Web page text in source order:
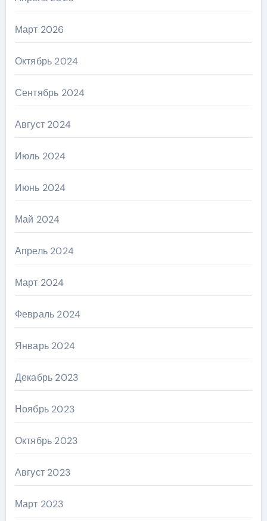
Март 2026
Октябрь 2024
Сентябрь 2024
Август 2024
Июль 2024
Июнь 2024
Май 2024
Апрель 2024
Март 2024
Февраль 2024
Январь 2024
Декабрь 2023
Ноябрь 2023
Октябрь 2023
Август 2023
Март 2023